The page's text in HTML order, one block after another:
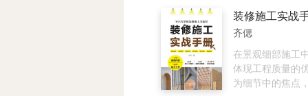
观。从植物的习
庭院远景到庭院
热情地为读者讲
景观设计的方方
准、装配式建筑
线机械设备、装
构件智能产线控
式建筑PC构件智
管理，以及装配
MES系统管理。
装修施工实战
齐偲
在景观细部施工
体现工程质量的
为细节中的焦点